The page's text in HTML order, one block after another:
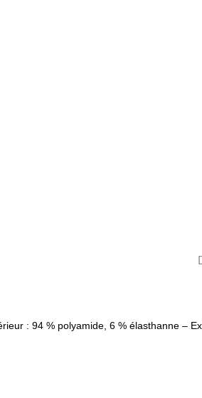
: 94 % polyamide, 6 % élasthanne –